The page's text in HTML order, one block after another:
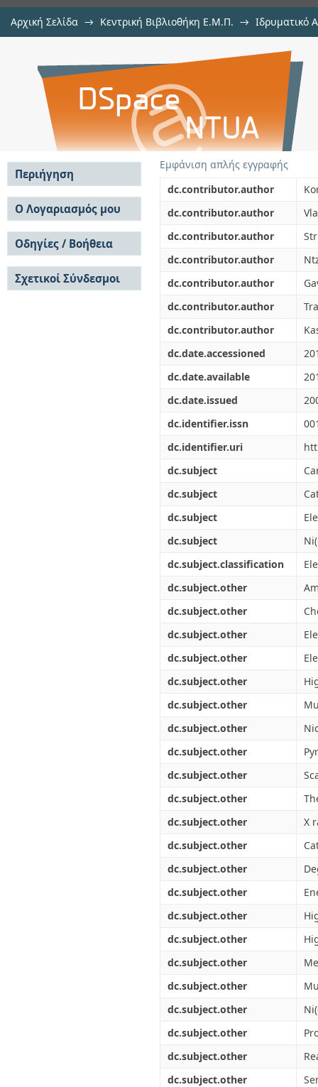
Αρχική Σελίδα → Κεντρική Βιβλιοθήκη Ε.Μ.Π. → Ιδρυματικό
Synthesis of carbon nanotubes
Εμφάνιση απλής εγγραφής
dc.contributor.author
dc.contributor.author
dc.contributor.author
dc.contributor.author
dc.contributor.author
dc.contributor.author
dc.contributor.author
dc.date.accessioned
dc.date.available
dc.date.issued
dc.identifier.issn
dc.identifier.uri
dc.subject
dc.subject
dc.subject
dc.subject
dc.subject.classification
dc.subject.other
dc.subject.other
dc.subject.other
dc.subject.other
dc.subject.other
dc.subject.other
dc.subject.other
dc.subject.other
dc.subject.other
dc.subject.other
dc.subject.other
X
dc.subject.other
dc.subject.other
dc.subject.other
dc.subject.other
dc.subject.other
dc.subject.other
dc.subject.other
dc.subject.other
dc.subject.other
dc.subject.other
dc.subject.other
Περιήγηση
Σε όλο το DSpace
Κοινότητες & Συλλογές
Ανά Ημερομηνία
Έκδοσης
Συγγραφείς
Τίτλοι
Θέματα
Ο Λογαριασμός μου
Σύνδεση
Εγγραφή
Οδηγίες / Βοήθεια
Οδηγίες Υποβολής
Οδηγίες Χρήσης ΙΑ
Συχνές Ερωτήσεις
Σχετικοί Σύνδεσμοι